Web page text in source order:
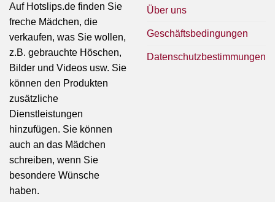
Auf Hotslips.de finden Sie
freche Mädchen, die
verkaufen, was Sie wollen,
z.B. gebrauchte Höschen,
Bilder und Videos usw. Sie
können den Produkten
zusätzliche
Dienstleistungen
hinzufügen. Sie können
auch an das Mädchen
schreiben, wenn Sie
besondere Wünsche
haben.
Über uns
Geschäftsbedingungen
Datenschutzbestimmungen